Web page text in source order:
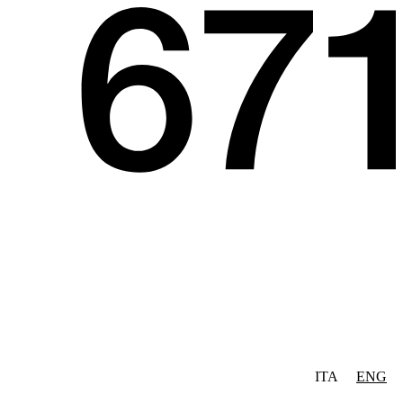
ITA ENG